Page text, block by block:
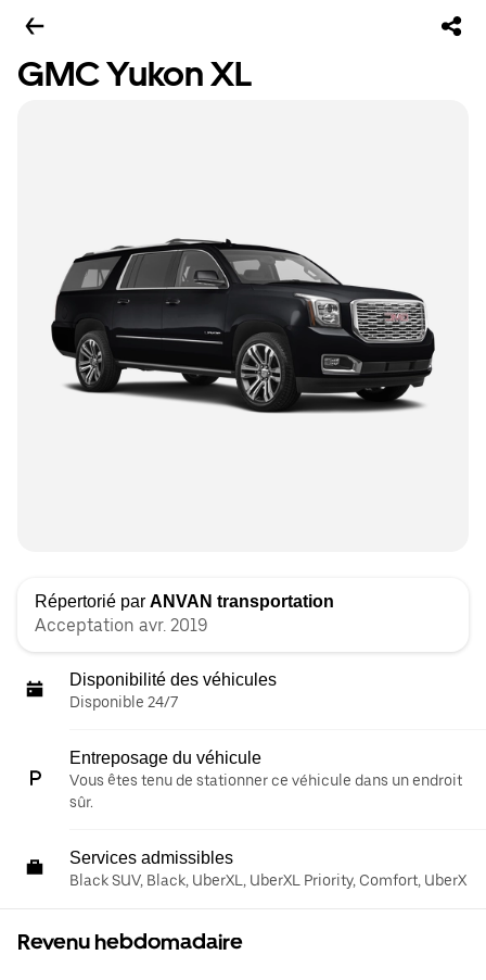
GMC Yukon XL
Répertorié par ANVAN transportation
Acceptation avr. 2019
Disponibilité des véhicules
Disponible 24/7
Entreposage du véhicule
Vous êtes tenu de stationner ce véhicule dans un endroit
sûr.
Services admissibles
Black SUV, Black, UberXL, UberXL Priority, Comfort, UberX
Revenu hebdomadaire